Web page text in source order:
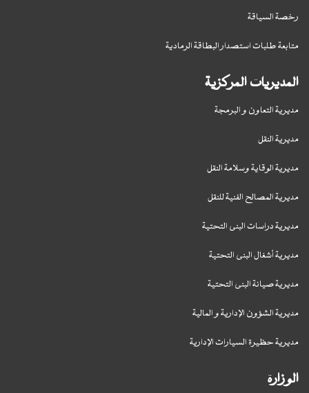
رخصة السياقة
متابعة طلبات استصدار البطاقة الرمادية
المديريات المركزية
مديرية التعاون و البرمجة
مديرية النقل
مديرية الوقاية وسلامة النقل
مديرية المصالح الفنية للنقل
مديرية دراسات البنى التحتية
مديرية أشغال البنى التحتية
مديرية صيانة البنى التحتية
مديرية الشؤون الإدارية و المالية
مديرية حظيرة السيارات الإدارية
الوزارة